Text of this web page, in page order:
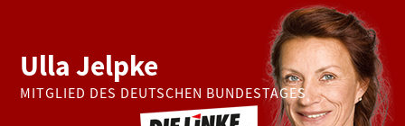
Ulla Jelpke
MITGLIED DES DEUTSCHEN BUNDESTAGES